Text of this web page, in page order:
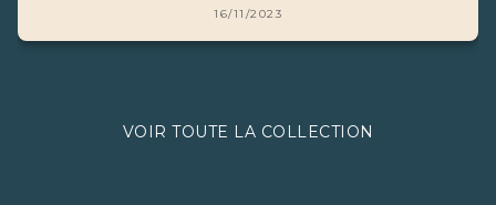
16/11/2023
VOIR TOUTE LA COLLECTION